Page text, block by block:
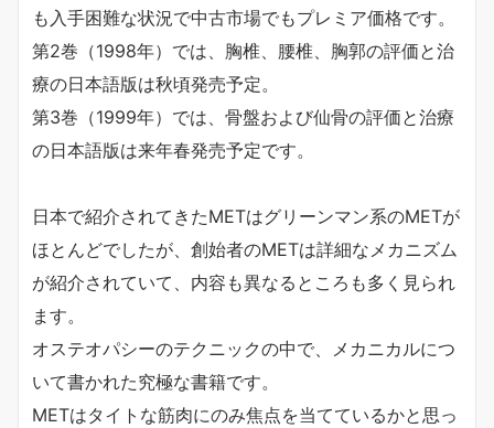
も入手困難な状況で中古市場でもプレミア価格です。
第2巻（1998年）では、胸椎、腰椎、胸郭の評価と治
療の日本語版は秋頃発売予定。
第3巻（1999年）では、骨盤および仙骨の評価と治療
の日本語版は来年春発売予定です。
日本で紹介されてきたMETはグリーンマン系のMETが
ほとんどでしたが、創始者のMETは詳細なメカニズム
が紹介されていて、内容も異なるところも多く見られ
ます。
オステオパシーのテクニックの中で、メカニカルにつ
いて書かれた究極な書籍です。
METはタイトな筋肉にのみ焦点を当てているかと思っ